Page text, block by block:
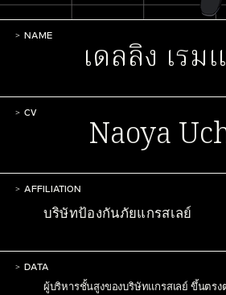
NAME เดลลิง เรม
CV Naoya
AFFILIATION
บริษัทป้องกันภัยแกรสเลย์
DATA
ผู้บริหารชั้นสูงของบริษัทแกรสเลย์ ขึ้นตร